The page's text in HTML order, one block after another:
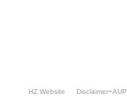
HZ Website Disclaimer+AUP